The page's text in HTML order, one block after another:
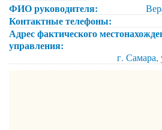
ФИО руководителя:
Контактные телефоны:
Адрес фактического
управления:
г. Самара,